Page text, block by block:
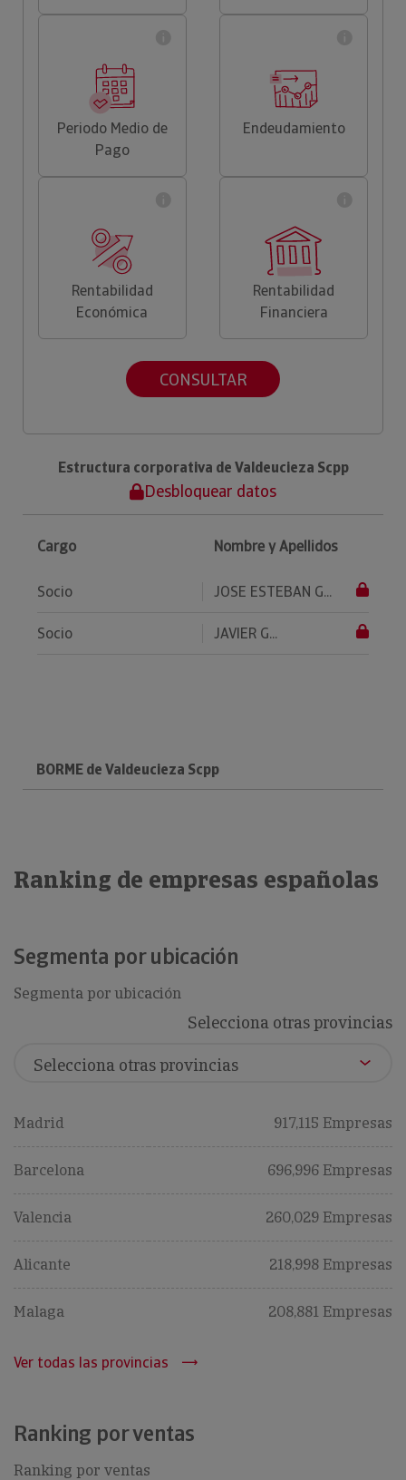
Periodo Medio de
Pago
Endeudamiento
Rentabilidad
Económica
Rentabilidad
Financiera
CONSULTAR
Estructura corporativa de Valdeucieza Scpp
Desbloquear datos
Cargo Nombre y Apellidos
Socio JOSE ESTEBAN G...
Socio JAVIER G...
BORME de Valdeucieza Scpp
Ranking de empresas españolas
Segmenta por ubicación
Segmenta por ubicación
Selecciona otras provincias
Madrid 917,115 Empresas
Barcelona 696,996 Empresas
Valencia 260,029 Empresas
Alicante 218,998 Empresas
Malaga 208,881 Empresas
Ver todas las provincias
Ranking por ventas
Ranking por ventas